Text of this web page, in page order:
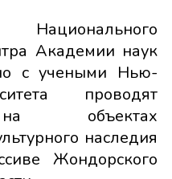
Академии наук
с учеными Нью-
проводят
объектах
наследия
Жондорского